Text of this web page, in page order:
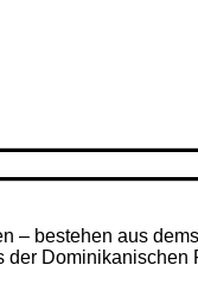
– bestehen aus